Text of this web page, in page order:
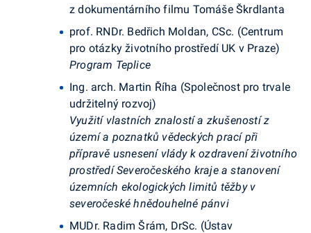
z dokumentárního filmu Tomáše Škrdlanta
prof. RNDr. Bedřich Moldan, CSc. (Centrum
pro otázky životního prostředí UK v Praze)
Program Teplice
Ing. arch. Martin Říha (Společnost pro trvale
udržitelný rozvoj)
Využití vlastních znalostí a zkušeností z
území a poznatků vědeckých prací při
přípravě usnesení vlády k ozdravení životního
prostředí Severočeského kraje a stanovení
územních ekologických limitů těžby v
severočeské hnědouhelné pánvi
MUDr. Radim Šrám, DrSc. (Ústav